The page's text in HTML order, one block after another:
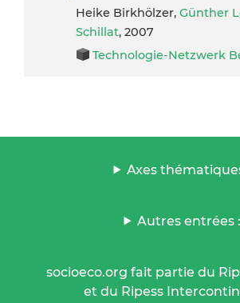
Heike Birkhölzer, Günther
Schillat, 2007
Technologie-Netzwerk
Axes
Autres entrées :
socioeco.org fait partie du
et du Ripess